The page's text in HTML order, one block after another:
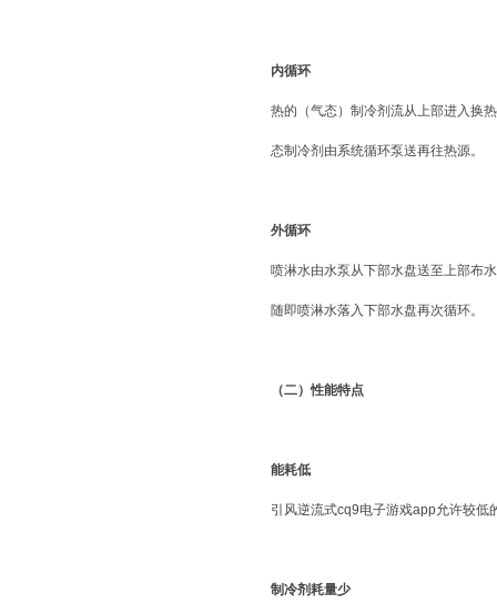
内循环
热的（气态）制冷剂流从上部进入换
态制冷剂由系统循环泵送再往热源。
外循环
喷淋水由水泵从下部水盘送至上部布
随即喷淋水落入下部水盘再次循环。
（二）性能特点
能耗低
引风逆流式cq9电子游戏app允许较低
制冷剂耗量少